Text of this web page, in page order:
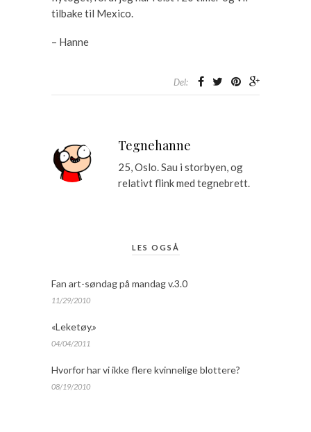
tilbake til Mexico.
– Hanne
Del:
Tegnehanne
25, Oslo. Sau i storbyen, og
relativt flink med tegnebrett.
LES OGSÅ
Fan art-søndag på mandag v.3.0
11/29/2010
«Leketøy.»
04/04/2011
Hvorfor har vi ikke flere kvinnelige blottere?
08/19/2010